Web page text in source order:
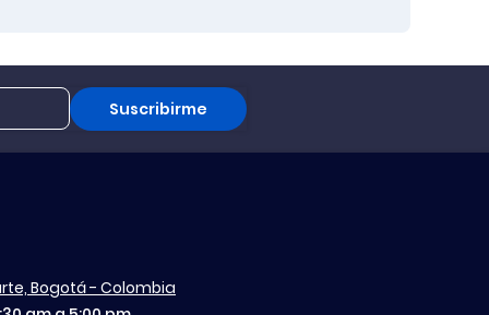
Suscribirme
Bogotá - Colombia